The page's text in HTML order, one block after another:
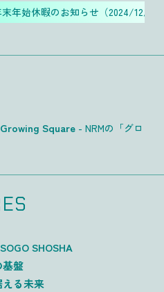
年始休暇のお知らせ（2024/12/28
Square - NRMの「グロ
SHOSHA
基盤
える未来